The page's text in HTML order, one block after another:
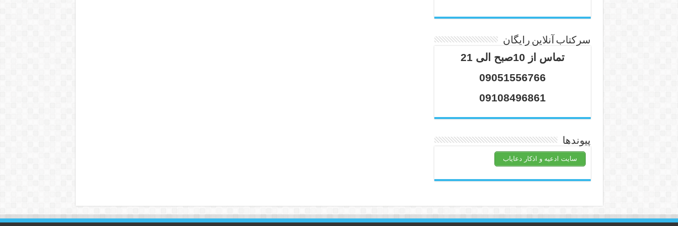
سرکتاب آنلاین رایگان
تماس از 10صبح الی 21
09051556766
09108496861
پیوندها
سایت ادعیه و اذکار دعایاب